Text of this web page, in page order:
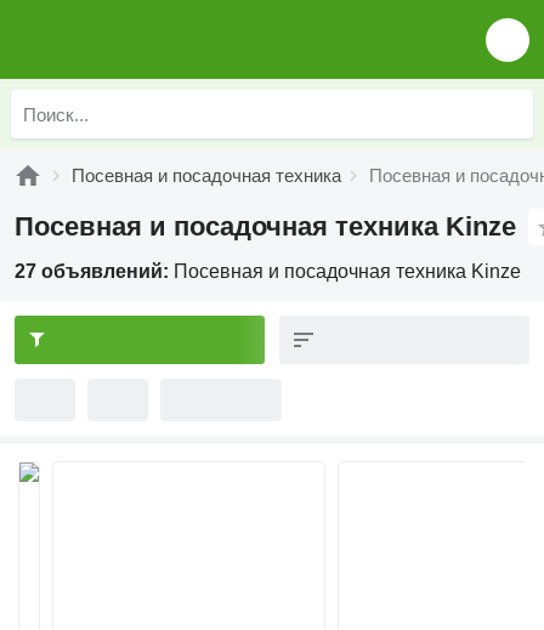
Посевная и посадочная техника Посевная и
Посевная и посадочная техника Kinze
27 объявлений: Посевная и посадочная техника Kinze